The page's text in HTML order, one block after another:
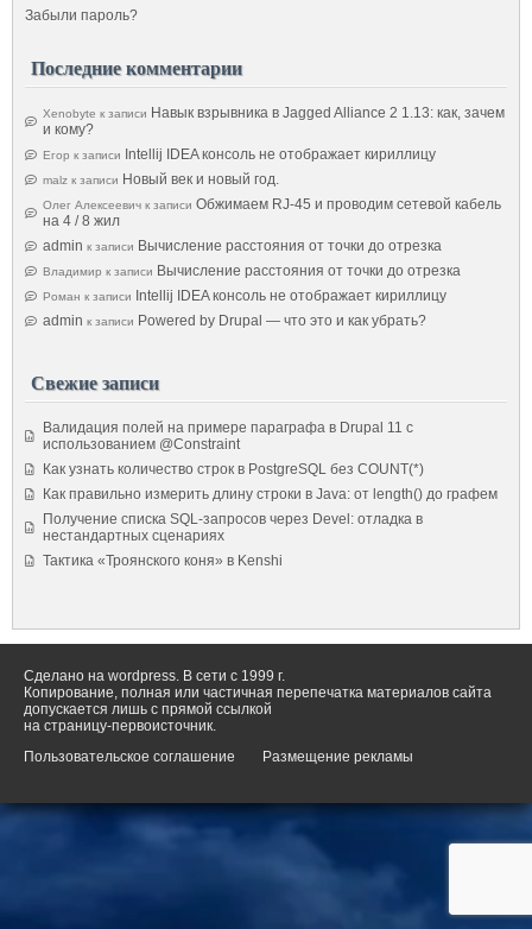
Забыли пароль?
Последние комментарии
Xenobyte к записи Навык взрывника в Jagged Alliance 2 1.13: как, зачем
и кому?
Егор к записи Intellij IDEA консоль не отображает кириллицу
malz к записи Новый век и новый год.
Олег Алексеевич к записи Обжимаем RJ-45 и проводим сетевой кабель
на 4 / 8 жил
admin к записи Вычисление расстояния от точки до отрезка
Владимир к записи Вычисление расстояния от точки до отрезка
Роман к записи
Intellij IDEA консоль не отображает кириллицу
admin к записи Powered by Drupal — что это и как убрать?
Свежие записи
Валидация полей на примере параграфа в Drupal 11 с
использованием @Constraint
Как узнать количество строк в PostgreSQL без COUNT(*)
Как правильно измерить длину строки в Java: от length() до графем
Получение списка SQL-запросов через Devel: отладка в
нестандартных сценариях
Тактика «Троянского коня» в Kenshi
Сделано на wordpress. В сети с 1999 г.
Копирование, полная или частичная перепечатка материалов сайта
допускается лишь с прямой ссылкой
на страницу-первоисточник.
Пользовательское соглашение
Размещение рекламы